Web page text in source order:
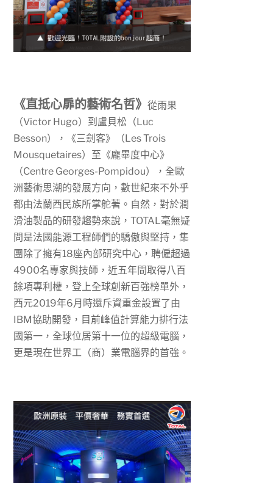
《直抵心扉的藝術名哲》從雨果
（Victor Hugo）到盧貝松（ Luc
Besson），《三劍客》（ Les Trois
Mousquetaires）至《龐畢度中心》
（Centre Georges-Pompidou），全歐
洲藝術思潮的發展方向，數世紀來不外乎
都由法蘭西民族所掌舵著。自然，對於潤
滑油製品的研發趨勢來說，TOTAL毫無疑
問是法國能源工程師們的驕傲與堅持，集
團除了擁有18座內部研究中心，聘僱超過
4900名專家與技師，近五年間取得八百
餘項專利權，登上全球創新百強榜單外，
西元2019年6月時還斥資重金設置了由
IBM協助開發，目前峰值計算能力排行法
國第一，全球位居第十一位的超級電腦，
更是現在世界工（商）業電腦界的首強。